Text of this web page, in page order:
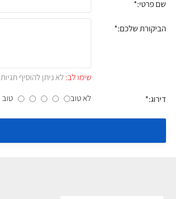
שם פרטי:
הביקורת שלכם:
שימו לב: לא ניתן להוסיף תגיות HTML בביקורת.!
דירוג:
לא טוב טוב